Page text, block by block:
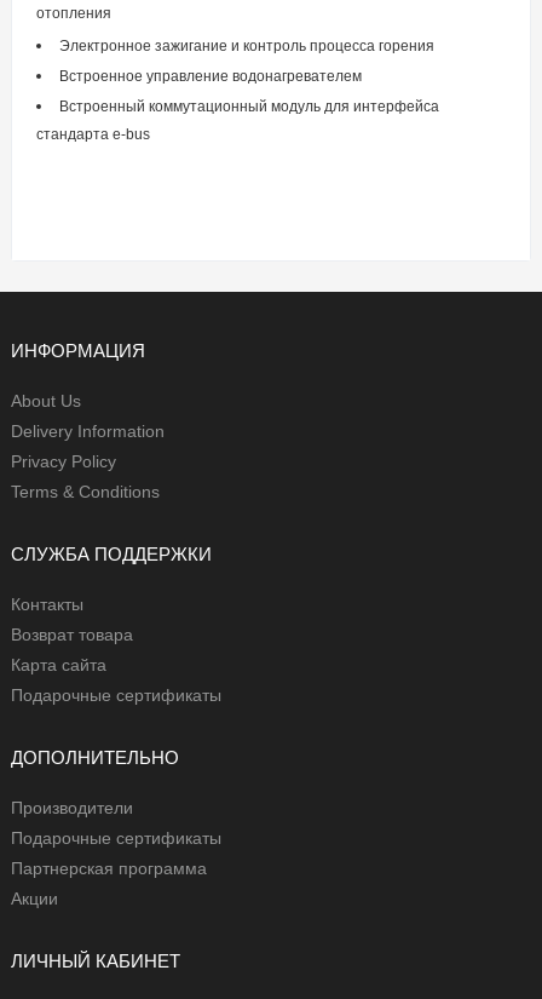
отопления
Электронное зажигание и контроль процесса горения
Встроенное управление водонагревателем
Встроенный коммутационный модуль для интерфейса
стандарта e-bus
ИНФОРМАЦИЯ
About Us
Delivery Information
Privacy Policy
Terms & Conditions
СЛУЖБА ПОДДЕРЖКИ
Контакты
Возврат товара
Карта сайта
Подарочные сертификаты
ДОПОЛНИТЕЛЬНО
Производители
Подарочные сертификаты
Партнерская программа
Акции
ЛИЧНЫЙ КАБИНЕТ